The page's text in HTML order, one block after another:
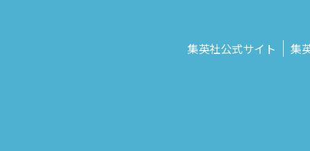
集英社公式サイト 集